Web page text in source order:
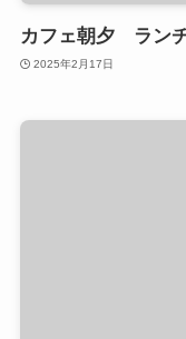
カフェ朝夕 ラン
2025年2月17日